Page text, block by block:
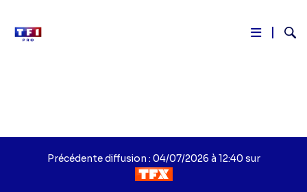
Précédente diffusion : 04/07/2026 à 12:40 sur